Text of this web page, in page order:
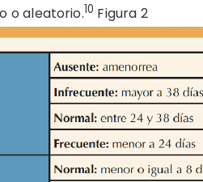
o aleatorio.10 Figura 2